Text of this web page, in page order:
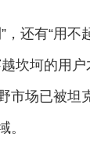
，还有“用
坎坷的用
市场已被坦
。